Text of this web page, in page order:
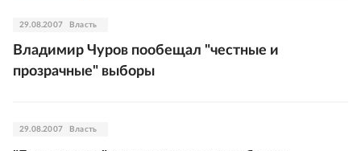
29.08.2007 Власть
Владимир Чуров пообещал "честные и
прозрачные" выборы
29.08.2007 Власть